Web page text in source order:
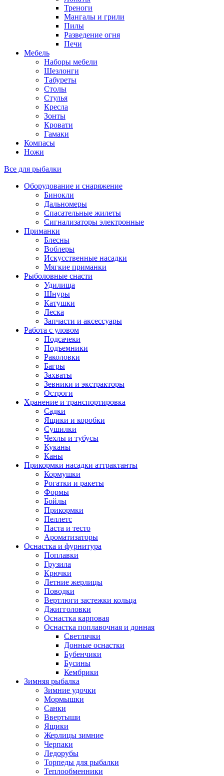
Треноги
Мангалы и грили
Пилы
Разведение огня
Печи
Мебель
Наборы мебели
Шезлонги
Табуреты
Столы
Стулья
Кресла
Зонты
Кровати
Гамаки
Компасы
Ножи
Все для рыбалки
Оборудование и снаряжение
Бинокли
Дальномеры
Спасательные жилеты
Сигнализаторы электронные
Приманки
Блесны
Воблеры
Искусственные насадки
Мягкие приманки
Рыболовные снасти
Удилища
Шнуры
Катушки
Леска
Запчасти и аксессуары
Работа с уловом
Подсачеки
Подъемники
Раколовки
Багры
Захваты
Зевники и экстракторы
Остроги
Хранение и транспортировка
Садки
Ящики и коробки
Сушилки
Чехлы и тубусы
Куканы
Каны
Прикормки насадки аттрактанты
Кормушки
Рогатки и ракеты
Формы
Бойлы
Прикормки
Пеллетс
Паста и тесто
Ароматизаторы
Оснастка и фурнитура
Поплавки
Грузила
Крючки
Летние жерлицы
Поводки
Вертлюги застежки кольца
Джигголовки
Оснастка карповая
Оснастка поплавочная и донная
Светлячки
Донные оснастки
Бубенчики
Бусины
Кембрики
Зимняя рыбалка
Зимние удочки
Мормышки
Санки
Ввертыши
Ящики
Жерлицы зимние
Черпаки
Ледорубы
Торпеды для рыбалки
Теплообменники